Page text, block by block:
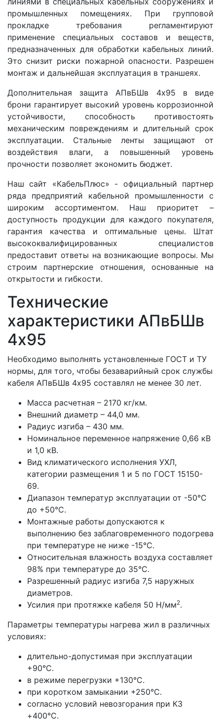
промышленных помещениях. При групповой
прокладке требования регламентируют
применение специальных составов и веществ,
предназначенных для обработки кабельных линий.
Это снизит риски пожарной опасности. Разрешен
монтаж и дальнейшая эксплуатация в траншеях.
Дополнительная защита АПвБШв 4x95 в виде
брони гарантирует высокий уровень коррозионной
устойчивости, способность противостоять
механическим повреждениям и длительный срок
эксплуатации. Стальные ленты защищают от
воздействия влаги, а повышенный уровень
прочности позволяет экономить бюджет.
Наш сайт «КабельПлюс» - официальный партнер
ряда предприятий кабельной промышленности с
широким ассортиментом. Наш приоритет –
доступность продукции для каждого покупателя,
гарантия качества и оптимальные цены. Штат
высококвалифицированных специалистов
предоставит ответы на возникающие вопросы. Мы
строим партнерские отношения, основанные на
открытости и гибкости.
Технические
характеристики АПвБШв
4x95
Необходимо выполнять установленные ГОСТ и ТУ
нормы, для того, чтобы безаварийный срок службы
кабеля АПвБШв 4x95 составлял не менее 30 лет.
Масса расчетная – 2170 кг/км.
Внешний диаметр – 44,0 мм.
Радиус изгиба – 430 мм.
Номинальное переменное напряжение 0,66 кВ
и 1,0 кВ.
Вид климатического исполнения УХЛ,
категории размещения 1 и 5 по ГОСТ 15150-
69.
Диапазон температур эксплуатации от -50°С
до +50°С.
Монтажные работы допускаются к
выполнению без заблаговременного подогрева
при температуре не ниже -15°С.
Относительная влажность воздуха составляет
98% при температуре до 35°С.
Разрешенный радиус изгиба 7,5 наружных
диаметров.
Усилия при протяжке кабеля 50 Н/мм2.
Параметры температуры нагрева жил в различных
условиях:
длительно-допустимая при эксплуатации
+90°С.
в режиме перегрузки +130°С.
при коротком замыкании +250°С.
согласно условий невозгорания при КЗ
+400°С.